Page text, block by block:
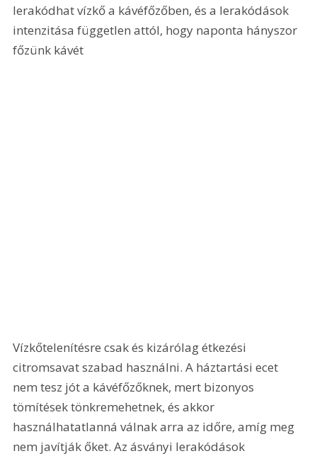
lerakódhat vízkő a kávéfőzőben, és a lerakódások
intenzitása független attól, hogy naponta hányszor
főzünk kávét
Vízkőtelenítésre csak és kizárólag étkezési
citromsavat szabad használni. A háztartási ecet
nem tesz jót a kávéfőzőknek, mert bizonyos
tömítések tönkremehetnek, és akkor
használhatatlanná válnak arra az időre, amíg meg
nem javítják őket. Az ásványi lerakódások